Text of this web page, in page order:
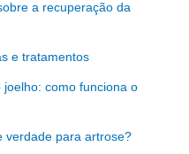
a recuperação da
e tratamentos
como funciona o
verdade para artrose?